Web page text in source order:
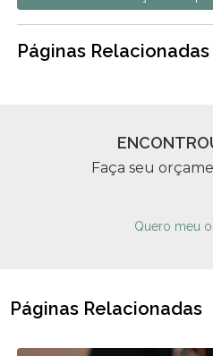
Páginas
Faça seu
Quero meu
Páginas Relacionadas